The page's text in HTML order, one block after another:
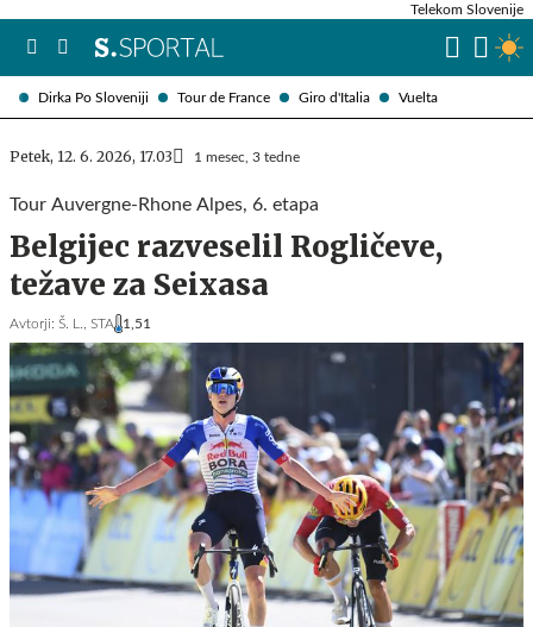
Dirka Po Sloveniji Tour de France Giro d'Italia Vuelta
Telekom Slovenije
Petek, 12. 6. 2026, 17.03 1 mesec, 3 tedne
Tour Auvergne-Rhone Alpes, 6. etapa
Belgijec razveselil Rogličeve,
težave za Seixasa
Avtorji: Š. L., STA 1,51